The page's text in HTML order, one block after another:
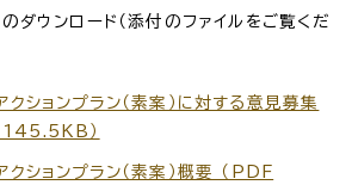
ダウンロード（添付のファイルをご覧くだ
ションプラン（素案）に対する意見募集
145.5KB）
ションプラン（素案）概要 （PDF